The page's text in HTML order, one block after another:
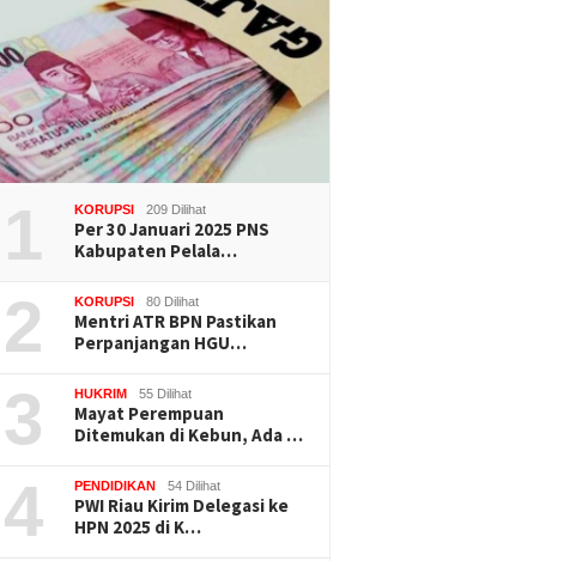
1 KORUPSI 209 Dilihat
Per 30 Januari 2025 PNS
Kabupaten Pelala…
2 KORUPSI 80 Dilihat
Mentri ATR BPN Pastikan
Perpanjangan HGU…
3 HUKRIM 55 Dilihat
Mayat Perempuan
Ditemukan di Kebun, Ada …
4 PENDIDIKAN 54 Dilihat
PWI Riau Kirim Delegasi ke
HPN 2025 di K…